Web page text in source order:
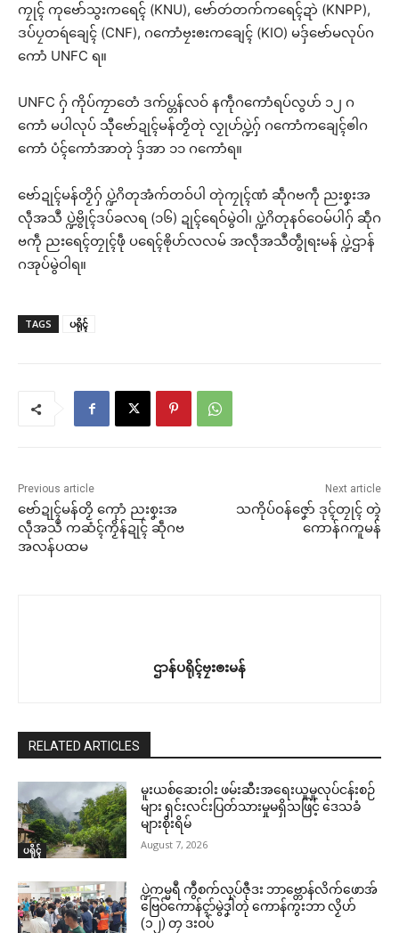
ကၠုၚ် ကုဗော်သွးကရေၚ် (KNU), ဗော်တဴတက်ကရေၚ်ဍာဲ (KNPP),
ဒပ်ပၠတရဴချေၚ် (CNF), ဂကောံဗၠးၜးကချေၚ် (KIO) မဒှ်ဗော်မလုပ်ဂ
ကောံ UNFC ရ။
UNFC ဂှ် ကိုပ်ကၠာတေံ ဒက်ပ္တန်လဝ် နကဵုဂကောံရပ်လွဟ် ၁၂ ဂ
ကောံ မပါလုပ် သီုဗော်ဍုၚ်မန်တၟိတုဲ လၟုဟ်ပ္ဍဲဂှ် ဂကောံကချေၚ်ၜါဂ
ကောံ ပံၚ်ကောံအာတုဲ ဒှ်အာ ၁၁ ဂကောံရ။
ဗော်ဍုၚ်မန်တၟိဂှ် ပ္ဍဲဂိတုအံက်တဝ်ပါ တုဲကၠုၚ်ဏံ ဆဵုဂဗကဵု ညးစၞးအ
လဵုအသဳ ပ္ဍဲဗွိုၚ်ဒပ်ခလရ (၁၆) ဍုၚ်ရေဝ်မွဲဝါ၊ ပ္ဍဲဂိတုနဝ်ဝေမ်ပါဂှ် ဆဵုဂ
ဗကဵု ညးရေၚ်တၠုၚ်ဖဵု ပရေၚ်ၜိုဟ်လလမ် အလဵုအသဳတွဵုရးမန် ပ္ဍဲဌာန်
ဂအုပ်မွဲဝါရ။
TAGS ပရိုၚ်
Previous article
ဗော်ဍုၚ်မန်တၟိ ကေုာံ ညးစၞးအ
လဵုအသဳ ကဆံၚ်ကၟိန်ဍုၚ် ဆဵုဂဗ
အလန်ပထမ
Next article
သကိုပ်ဝန်ဇၞော် ဒုၚ်တၠုၚ် တ္ၚဲ
ကောန်ဂကူမန်
ဌာန်ပရိုၚ်ဗၠးၜးမန်
RELATED ARTICLES
ပရိုၚ်
မူးယစ်ဆေးဝါး ဖမ်းဆီးအရေးယူမှုလုပ်ငန်းစဉ်
များ ရှင်းလင်းပြတ်သားမှုမရှိသဖြင့် ဒေသခံ
များစိုးရိမ်
August 7, 2026
ပ္ဍဲကမ္မရဳ ကွဳစက်လုပ်ဇီုဒး ဘာဗ္တောန်လိက်ဖောအ်
ဗြေဝ်ကောန်ၚာ်မွဲဒၞါဲတုဲ ကောန်ကွးဘာ လၟိဟ်
(၁၂) တၠ ဒးဝပ်